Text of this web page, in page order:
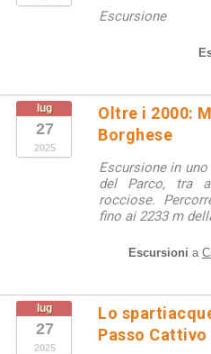
Escursione
lug
27
2025
Oltre i 2000:
Borghese
Escursione in
del Parco, tra
rocciose.
fino ai 2233 m
Escursioni a
lug
27
2025
Lo
Passo Cattivo